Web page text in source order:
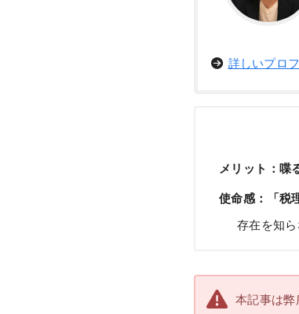
詳しいプロ
メリット：喋
使命感：「税
存在を知
本記事は弊